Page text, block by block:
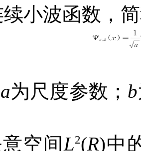
续小波函数，
a为尺度参数； b
空间L2(R)中